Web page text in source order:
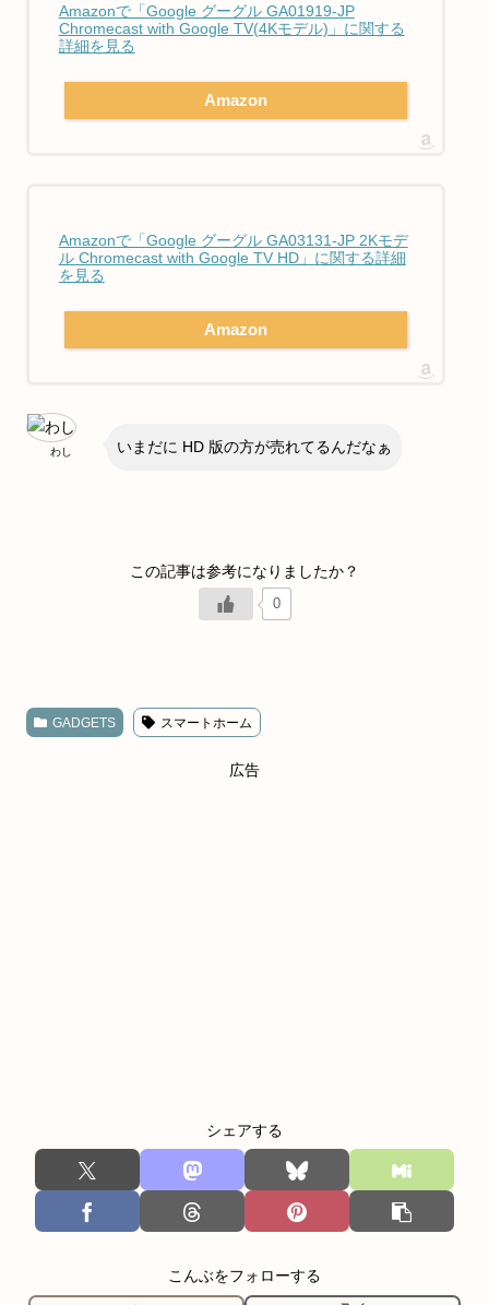
Amazonで「Google グーグル GA01919-JP
Chromecast with Google TV(4Kモデル)」に関する
詳細を見る
Amazon
Amazonで「Google グーグル GA03131-JP 2Kモデ
ル Chromecast with Google TV HD」に関する詳細
を見る
Amazon
わし いまだに HD 版の方が売れてるんだなぁ
0
GADGETS スマートホーム
広告
シェアする
こんぶをフォローする